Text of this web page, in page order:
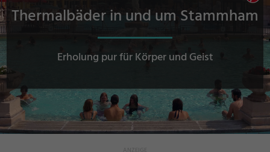
Thermalbäder in und um Stammham
Erholung pur für Körper und Geist